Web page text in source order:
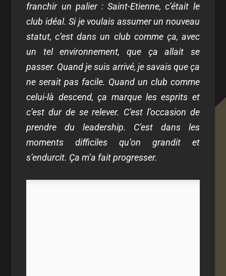
franchir un palier : Saint-Etienne, c’était le
club idéal. Si je voulais assumer un nouveau
statut, c’est dans un club comme ça, avec
un tel environnement, que ça allait se
passer. Quand je suis arrivé, je savais que ça
ne serait pas facile. Quand un club comme
celui-là descend, ça marque les esprits et
c’est dur de se relever. C’est l’occasion de
prendre du leadership. C’est dans les
moments difficiles qu’on grandit et
s’endurcit. Ça m’a fait progresser.